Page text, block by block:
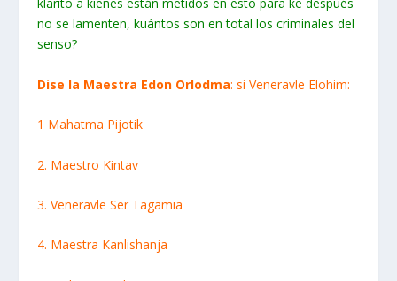
klarito a kienes están metidos en esto para ke después
no se lamenten, kuántos son en total los criminales del
senso?
Dise la Maestra Edon Orlodma: si Veneravle Elohim:
1 Mahatma Pijotik
2. Maestro Kintav
3. Veneravle Ser Tagamia
4. Maestra Kanlishanja